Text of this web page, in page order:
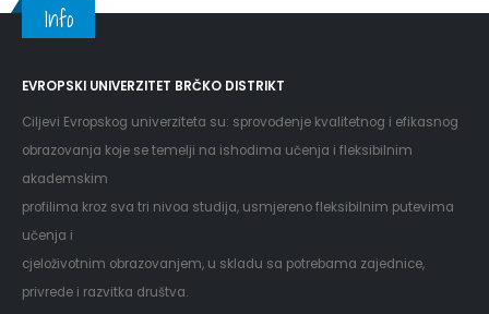
Info
EVROPSKI UNIVERZITET BRČKO DISTRIKT
Ciljevi Evropskog univerziteta su: sprovođenje kvalitetnog i efikasnog
obrazovanja koje se temelji na ishodima učenja i fleksibilnim
akademskim
profilima kroz sva tri nivoa studija, usmjereno fleksibilnim putevima
učenja i
cjeloživotnim obrazovanjem, u skladu sa potrebama zajednice,
privrede i razvitka društva.